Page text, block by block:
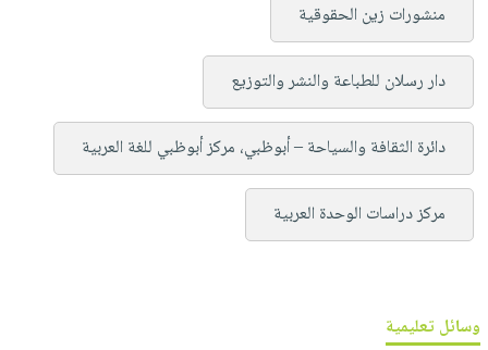
منشورات زين الحقوقية
دار رسلان للطباعة والنشر والتوزيع
دائرة الثقافة والسياحة – أبوظبي، مركز أبوظبي للغة العربية
مركز دراسات الوحدة العربية
وسائل تعليمية